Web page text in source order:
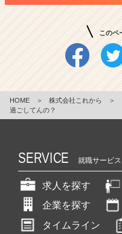
このペ
HOME ＞ 株式会社これから ＞
過ごしてんの？
SERVICE 就職サービス
求人を探す
企業を探す
タイムライン